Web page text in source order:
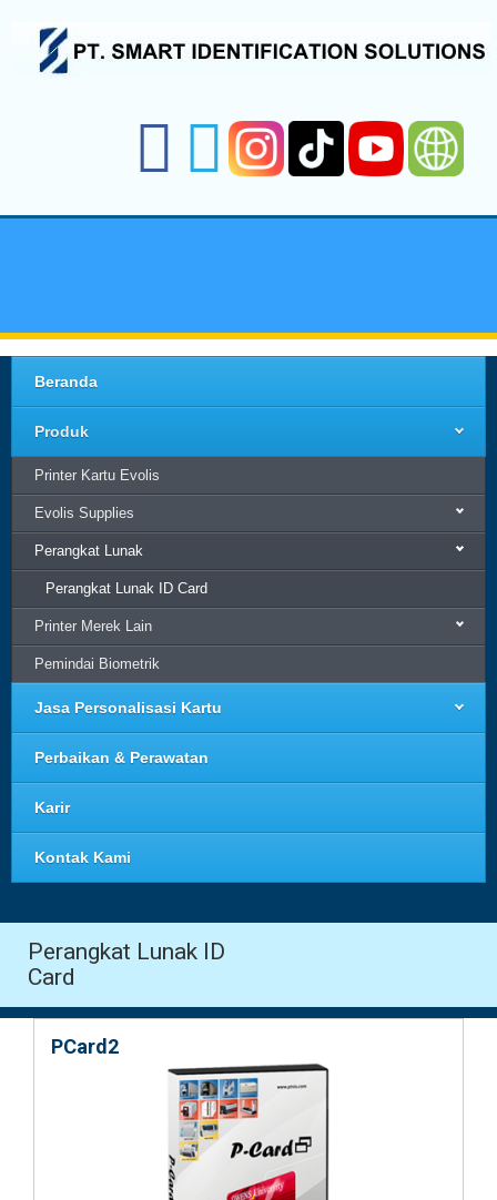
Beranda
Produk
Printer Kartu Evolis
Evolis Supplies
Perangkat Lunak
Perangkat Lunak ID Card
Printer Merek Lain
Pemindai Biometrik
Jasa Personalisasi Kartu
Perbaikan & Perawatan
Karir
Kontak Kami
Perangkat Lunak ID
Card
PCard2